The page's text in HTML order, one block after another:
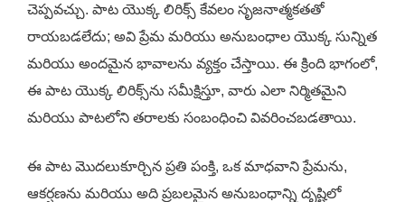
చెప్పవచ్చు. పాట యొక్క లిరిక్స్ కేవలం సృజనాత్మకతతో
రాయబడలేదు; అవి ప్రేమ మరియు అనుబంధాల యొక్క సున్నిత
మరియు అందమైన భావాలను వ్యక్తం చేస్తాయి. ఈ క్రింది భాగంలో,
ఈ పాట యొక్క లిరిక్స్‌ను సమీక్షిస్తూ, వారు ఎలా నిర్మితమైని
మరియు పాటలోని తరాలకు సంబంధించి వివరించబడతాయి.
ఈ పాట మొదలుకూర్చిన ప్రతి పంక్తి, ఒక మాధవాని ప్రేమను,
ఆకర్షణను మరియు అది ప్రబలమైన అనుబంధాన్ని దృష్టిలో